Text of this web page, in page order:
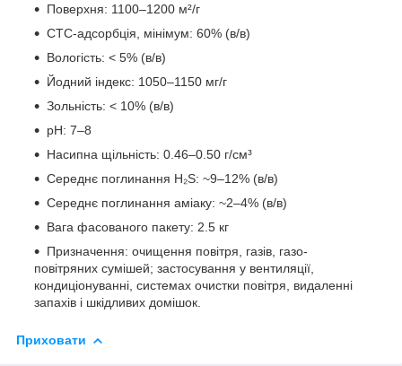
Поверхня: 1100–1200 м²/г
CTC-адсорбція, мінімум: 60% (в/в)
Вологість: < 5% (в/в)
Йодний індекс: 1050–1150 мг/г
Зольність: < 10% (в/в)
pH: 7–8
Насипна щільність: 0.46–0.50 г/см³
Середнє поглинання H₂S: ~9–12% (в/в)
Середнє поглинання аміаку: ~2–4% (в/в)
Вага фасованого пакету: 2.5 кг
Призначення: очищення повітря, газів, газо-
повітряних сумішей; застосування у вентиляції,
кондиціонуванні, системах очистки повітря, видаленні
запахів і шкідливих домішок.
Приховати